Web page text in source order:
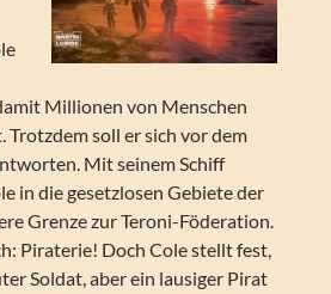
Millionen von Menschen
Trotzdem soll er sich vor dem
Mit seinem Schiff
in die gesetzlosen Gebiete der
Grenze zur Teroni-Föderation.
Piraterie! Doch Cole stellt fest,
Soldat, aber ein lausiger Pirat